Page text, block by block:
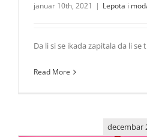
januar 10th, 2021 | Lepota i
Da li si se ikada zapitala da li se
Read More
decembar